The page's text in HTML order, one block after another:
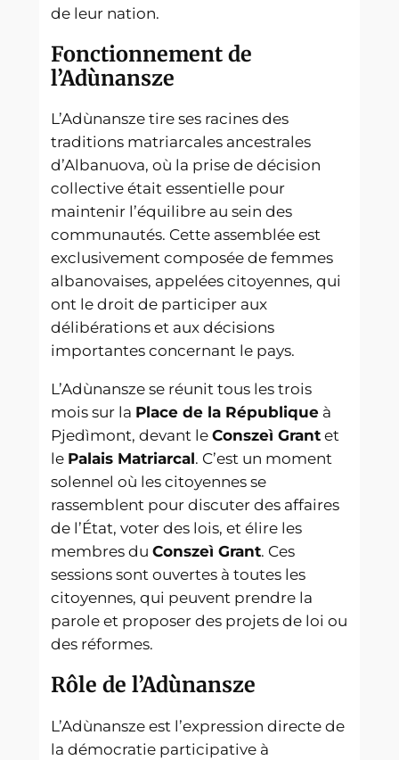
de leur nation.
Fonctionnement de
l’Adùnansze
L’Adùnansze tire ses racines des
traditions matriarcales ancestrales
d’Albanuova, où la prise de décision
collective était essentielle pour
maintenir l’équilibre au sein des
communautés. Cette assemblée est
exclusivement composée de femmes
albanovaises, appelées citoyennes, qui
ont le droit de participer aux
délibérations et aux décisions
importantes concernant le pays.
L’Adùnansze se réunit tous les trois
mois sur la Place de la République à
Pjedìmont, devant leConszeì Grant et
le Palais Matriarcal. C’est un moment
solennel où les citoyennes se
rassemblent pour discuter des affaires
de l’État, voter des lois, et élire les
membres duConszeì Grant. Ces
sessions sont ouvertes à toutes les
citoyennes, qui peuvent prendre la
parole et proposer des projets de loi ou
des réformes.
Rôle de l’Adùnansze
L’Adùnansze est l’expression directe de
la démocratie participative à